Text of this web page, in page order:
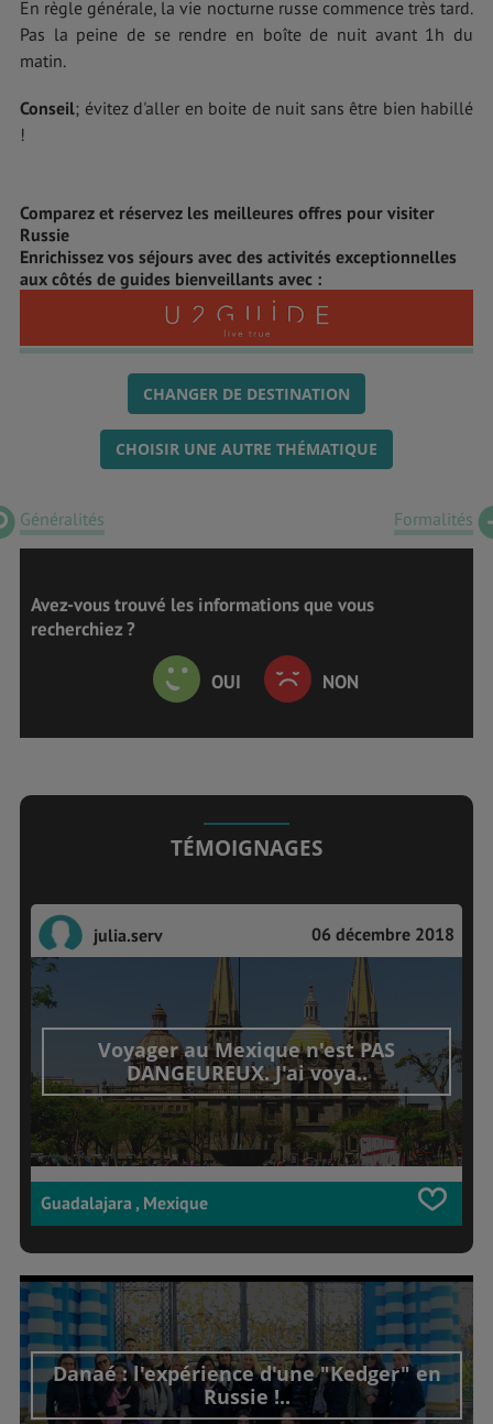
En règle générale, la vie nocturne russe commence très tard.
Pas la peine de se rendre en boîte de nuit avant 1h du
matin.
Conseil; évitez d'aller en boite de nuit sans être bien habillé
!
Comparez et réservez les meilleures offres pour visiter
Russie
Enrichissez vos séjours avec des activités exceptionnelles
aux côtés de guides bienveillants avec :
CHANGER DE DESTINATION
CHOISIR UNE AUTRE THÉMATIQUE
Généralités Formalités
Avez-vous trouvé les informations que vous
recherchiez ?
OUI NON
TÉMOIGNAGES
julia.serv 06 décembre 2018
Voyager au Mexique n'est PAS
DANGEUREUX. J'ai voya..
Guadalajara , Mexique
Danaé : l'expérience d'une "Kedger" en
Russie !..